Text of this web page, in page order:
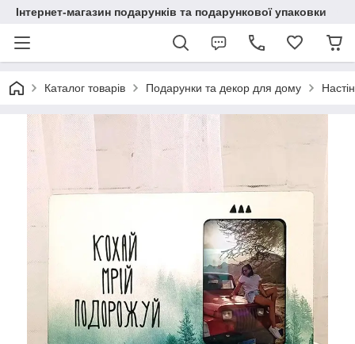
Інтернет-магазин подарунків та подарункової упаковки
Каталог товарів Подарунки та декор для дому